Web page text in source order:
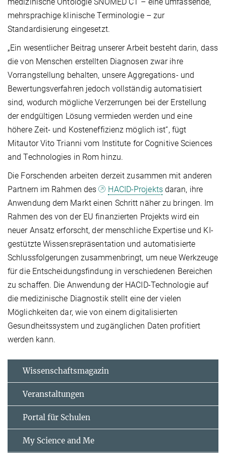
mehrsprachige klinische Terminologie – zur
Standardisierung eingesetzt.
„Ein wesentlicher Beitrag unserer Arbeit besteht darin, dass
die von Menschen erstellten Diagnosen zwar ihre
Vorrangstellung behalten, unsere Aggregations- und
Bewertungsverfahren jedoch vollständig automatisiert
sind, wodurch mögliche Verzerrungen bei der Erstellung
der endgültigen Lösung vermieden werden und eine
höhere Zeit- und Kosteneffizienz möglich ist“, fügt
Mitautor Vito Trianni vom Institute for Cognitive Sciences
and Technologies in Rom hinzu.
Die Forschenden arbeiten derzeit zusammen mit anderen
Partnern im Rahmen des
HACID-Projektsdaran, ihre
Anwendung dem Markt einen Schritt näher zu bringen. Im
Rahmen des von der EU finanzierten Projekts wird ein
neuer Ansatz erforscht, der menschliche Expertise und KI-
gestützte Wissensrepräsentation und automatisierte
Schlussfolgerungen zusammenbringt, um neue Werkzeuge
für die Entscheidungsfindung in verschiedenen Bereichen
zu schaffen. Die Anwendung der HACID-Technologie auf
die medizinische Diagnostik stellt eine der vielen
Möglichkeiten dar, wie von einem digitalisierten
Gesundheitssystem und zugänglichen Daten profitiert
werden kann.
Wissenschaftsmagazin
Veranstaltungen
Portal für Schulen
My Science and Me